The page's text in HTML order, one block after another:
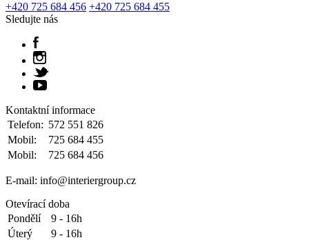
+420 725 684 456 +420 725 684 455
Sledujte nás
Kontaktní informace
Telefon: 572 551 826
Mobil:
725 684 455
Mobil:
725 684 456
E-mail: info@interiergroup.cz
Otevírací doba
Pondělí
9 - 16h
Úterý
9 - 16h